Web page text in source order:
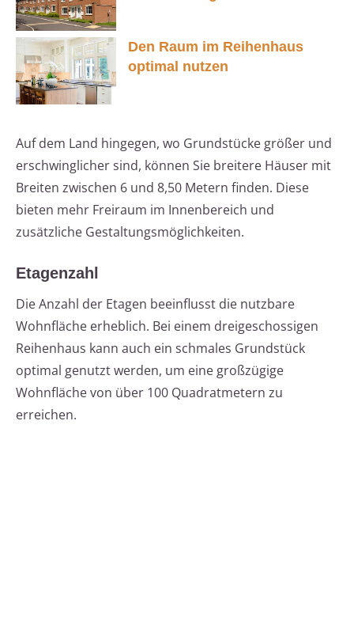
Den Raum im Reihenhaus
optimal nutzen
Auf dem Land hingegen, wo Grundstücke größer und
erschwinglicher sind, können Sie breitere Häuser mit
Breiten zwischen 6 und 8,50 Metern finden. Diese
bieten mehr Freiraum im Innenbereich und
zusätzliche Gestaltungsmöglichkeiten.
Etagenzahl
Die Anzahl der Etagen beeinflusst die nutzbare
Wohnfläche erheblich. Bei einem dreigeschossigen
Reihenhaus kann auch ein schmales Grundstück
optimal genutzt werden, um eine großzügige
Wohnfläche von über 100 Quadratmetern zu
erreichen.